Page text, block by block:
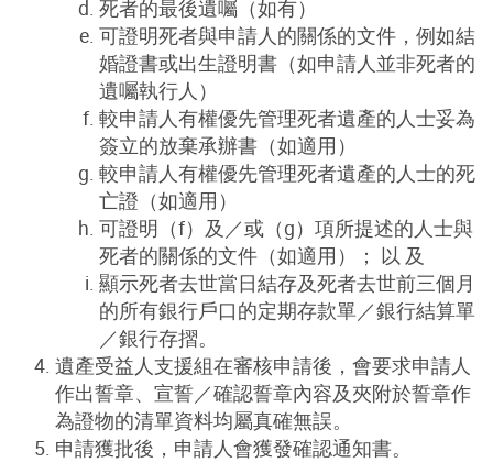
死者的最後遺囑（如有）
可證明死者與申請人的關係的文件，例如結
婚證書或出生證明書（如申請人並非死者的
遺囑執行人）
較申請人有權優先管理死者遺產的人士妥為
簽立的放棄承辦書（如適用）
較申請人有權優先管理死者遺產的人士的死
亡證（如適用）
可證明（f）及／或（g）項所提述的人士與
死者的關係的文件（如適用）； 以 及
顯示死者去世當日結存及死者去世前三個月
的所有銀行戶口的定期存款單／銀行結算單
／銀行存摺。
遺產受益人支援組在審核申請後，會要求申請人
作出誓章、宣誓／確認誓章內容及夾附於誓章作
為證物的清單資料均屬真確無誤。
申請獲批後，申請人會獲發確認通知書。